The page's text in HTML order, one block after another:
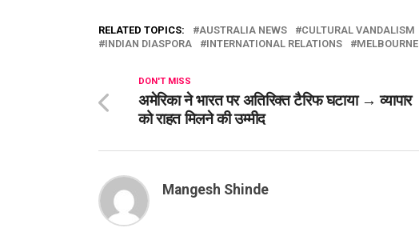
RELATED TOPICS: AUSTRALIA NEWS CULTURAL VANDALISM
INDIAN DIASPORA
INTERNATIONAL RELATIONS MELBOURNE
DON'T MISS
अमेरिका ने भारत पर अतिरिक्त टैरिफ घटाया → व्यापार
को राहत मिलने की उम्मीद
Mangesh Shinde